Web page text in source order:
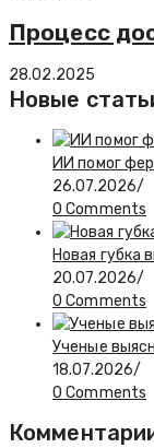
Процесс
28.02.2025
Новые
ИИ помог
26.07.2026/
0 Comments
Новая губка
20.07.2026/
0 Comments
Ученые
18.07.2026/
0 Comments